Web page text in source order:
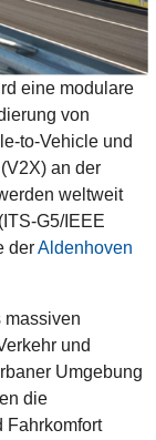
eine modulare
von
to-Vehicle und
an der
weltweit
G5/IEEE
derAldenhoven
massiven
und
Umgebung
die
Fahrkomfort